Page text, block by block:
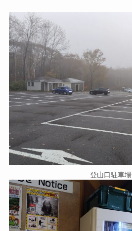
登山口駐車場